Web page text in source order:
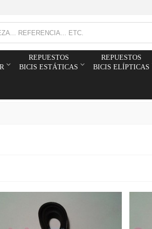
REPUESTOS
BICIS ESTÁTICAS
REPUESTOS
BICIS ELÍPTICAS